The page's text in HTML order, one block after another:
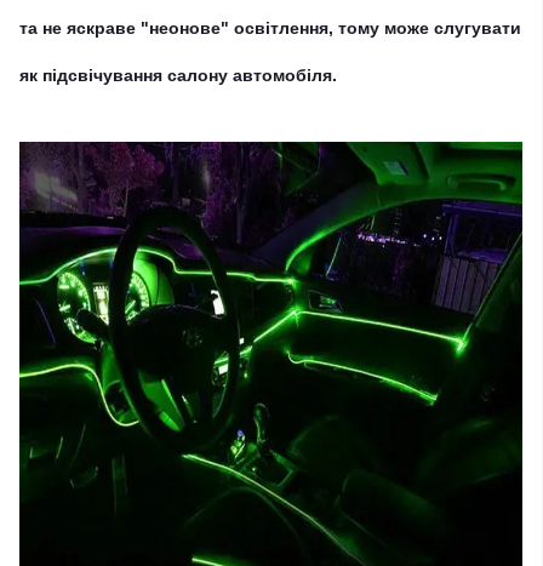
та не яскраве "неонове" освітлення, тому може слугувати
як підсвічування салону автомобіля.